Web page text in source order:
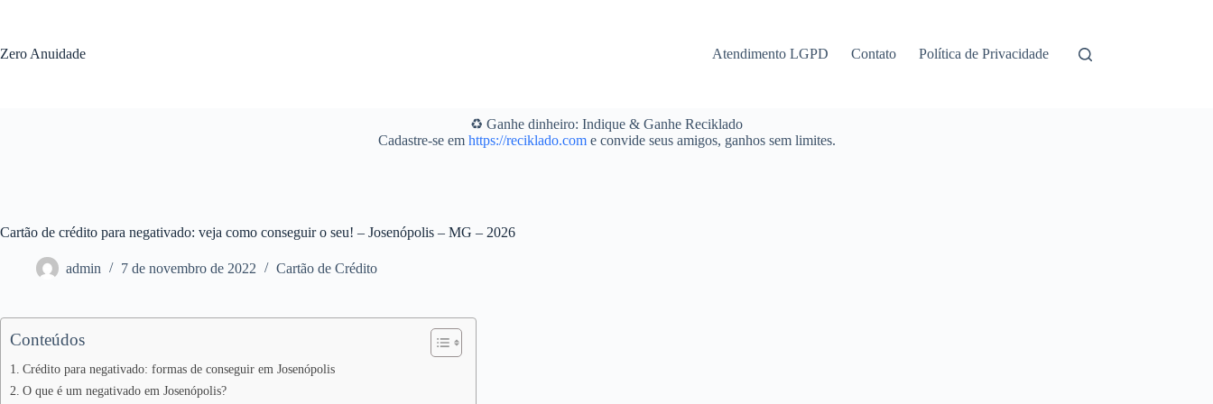
conteúdo
Zero Anuidade Atendimento LGPD Contato Política de Privacidade
♻️ Ganhe dinheiro: Indique & Ganhe Reciklado
Cadastre-se em https://reciklado.come convide seus amigos, ganhos sem limites.
Cartão de crédito para negativado: veja como conseguir o seu! – Josenópolis – MG – 2026
admin 7 de novembro de 2022 Cartão de Crédito
Conteúdos
Crédito para negativado: formas de conseguir em Josenópolis
O que é um negativado em Josenópolis?